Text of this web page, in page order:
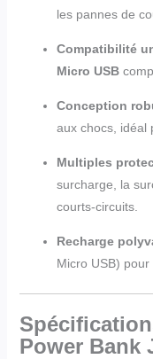
les pannes de
Compatibilité
Micro USB
Conception
aux chocs, idéal
Multiples
surcharge, la
courts-circuits.
Recharge
Micro USB) pour
Power Bank